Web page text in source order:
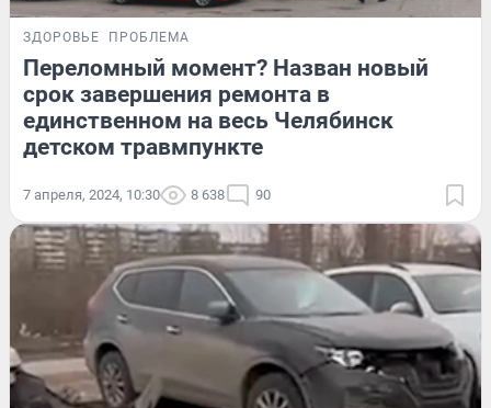
ЗДОРОВЬЕ ПРОБЛЕМА
Переломный момент? Назван новый
срок завершения ремонта в
единственном на весь Челябинск
детском травмпункте
7 апреля, 2024, 10:30 8 638 90